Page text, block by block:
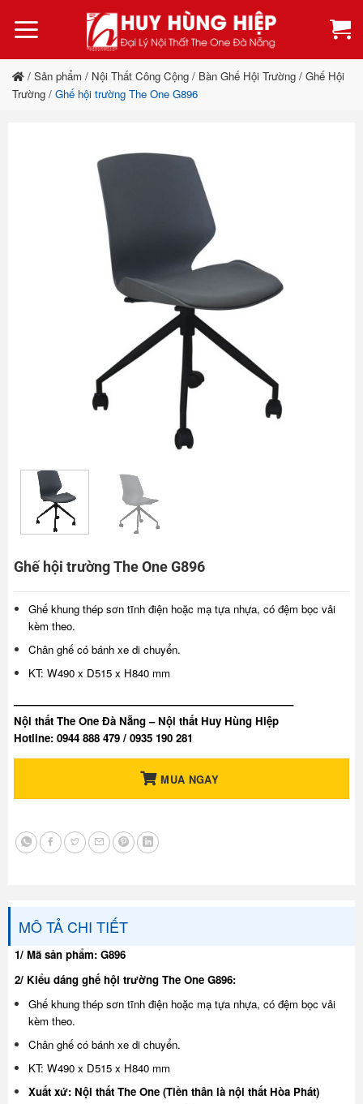
qua
dung
/ Sản phẩm / Nội Thất Công Cộng / Bàn Ghế Hội Trường / Ghế Hội
Trường / Ghế hội trường The One G896
Ghế hội trường The One G896
Ghế khung thép sơn tĩnh điện hoặc mạ tựa nhựa, có đệm bọc vải
kèm theo.
Chân ghế có bánh xe di chuyển.
KT: W490 x D515 x H840 mm
——————————————————————————–
Nội thất The One Đà Nẵng – Nội thất Huy Hùng Hiệp
Hotline: 0944 888 479 / 0935 190 281
MUA NGAY
MÔ TẢ CHI TIẾT
1/ Mã sản phẩm: G896
2/ Kiểu dáng ghế hội trường The One G896:
Ghế khung thép sơn tĩnh điện hoặc mạ tựa nhựa, có đệm bọc vải
kèm theo.
Chân ghế có bánh xe di chuyển.
KT: W490 x D515 x H840 mm
Xuất xứ: Nội thất The One (Tiền thân là nội thất Hòa Phát)